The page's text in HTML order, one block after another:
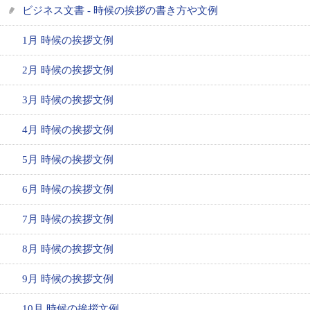
ビジネス文書 - 時候の挨拶の書き方や文例
1月 時候の挨拶文例
2月 時候の挨拶文例
3月 時候の挨拶文例
4月 時候の挨拶文例
5月 時候の挨拶文例
6月 時候の挨拶文例
7月 時候の挨拶文例
8月 時候の挨拶文例
9月 時候の挨拶文例